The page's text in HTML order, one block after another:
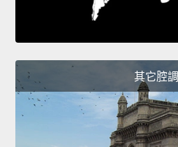
其它腔調